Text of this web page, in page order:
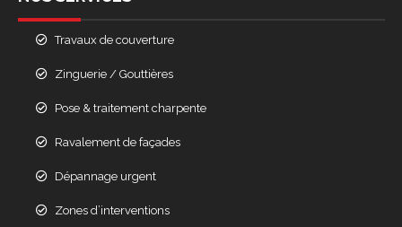
Travaux de couverture
Zinguerie / Gouttières
Pose & traitement charpente
Ravalement de façades
Dépannage urgent
Zones d’interventions